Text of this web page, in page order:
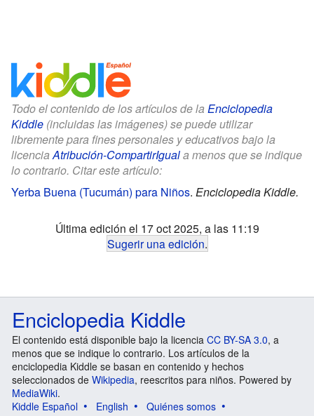
Todo el contenido de los artículos de la Enciclopedia
Kiddle (incluidas las imágenes) se puede utilizar
libremente para fines personales y educativos bajo la
licenciaAtribución-CompartirIguala menos que se indique
lo contrario. Citar este artículo:
Yerba Buena (Tucumán) para Niños. Enciclopedia Kiddle.
Última edición el 17 oct 2025, a las 11:19
Sugerir una edición.
Enciclopedia Kiddle
El contenido está disponible bajo la licencia CC BY-SA 3.0, a
menos que se indique lo contrario. Los artículos de la
enciclopedia Kiddle se basan en contenido y hechos
seleccionados de Wikipedia, reescritos para niños. Powered by
MediaWiki.
Kiddle Español
English
Quiénes somos